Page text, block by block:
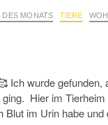
MONATS TIERE
Ich wurde gefunden,
Hier im Tierheim
Blut im Urin habe